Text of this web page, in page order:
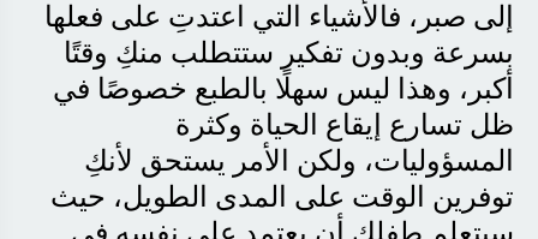
إلى صبر، فالأشياء التي اعتدتِ على فعلها
بسرعة وبدون تفكير ستتطلب منكِ وقتًا
أكبر، وهذا ليس سهلًا بالطبع خصوصًا في
ظل تسارع إيقاع الحياة وكثرة
المسؤوليات، ولكن الأمر يستحق لأنكِ
توفرين الوقت على المدى الطويل، حيث